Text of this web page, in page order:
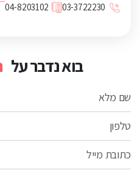
בוא נדבר על
שם מלא
טלפון
כתובת מייל
03-3722230
04-8203102